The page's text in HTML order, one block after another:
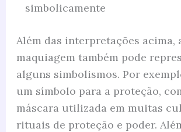
simbolicamente
Além das interpretações acima,
maquiagem também pode
alguns simbolismos. Por
um símbolo para a proteção,
máscara utilizada em muitas
rituais de proteção e poder.